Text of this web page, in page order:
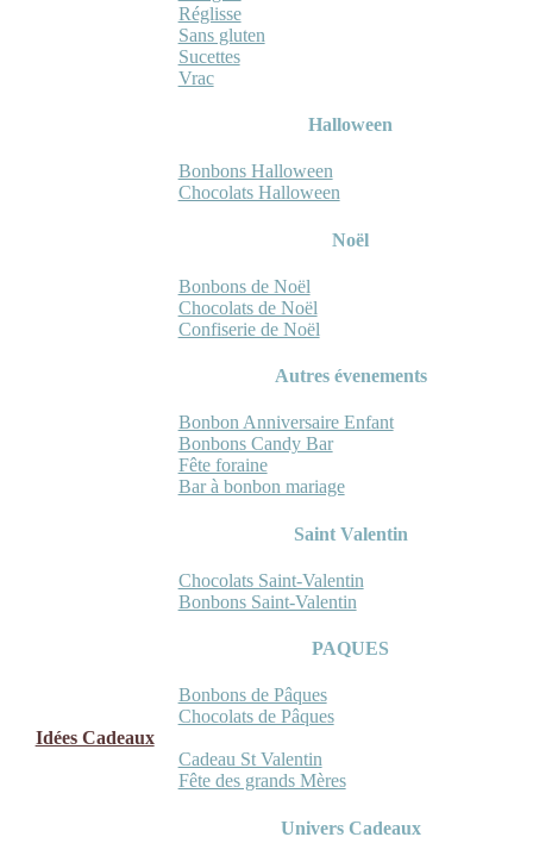
Réglisse
Sans gluten
Sucettes
Vrac
Halloween
Bonbons Halloween
Chocolats Halloween
Noël
Bonbons de Noël
Chocolats de Noël
Confiserie de Noël
Autres évenements
Bonbon Anniversaire Enfant
Bonbons Candy Bar
Fête foraine
Bar à bonbon mariage
Saint Valentin
Chocolats Saint-Valentin
Bonbons Saint-Valentin
PAQUES
Bonbons de Pâques
Chocolats de Pâques
Idées Cadeaux
Cadeau St Valentin
Fête des grands Mères
Univers Cadeaux